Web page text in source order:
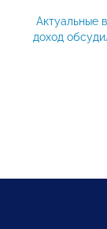
Актуальные
доход